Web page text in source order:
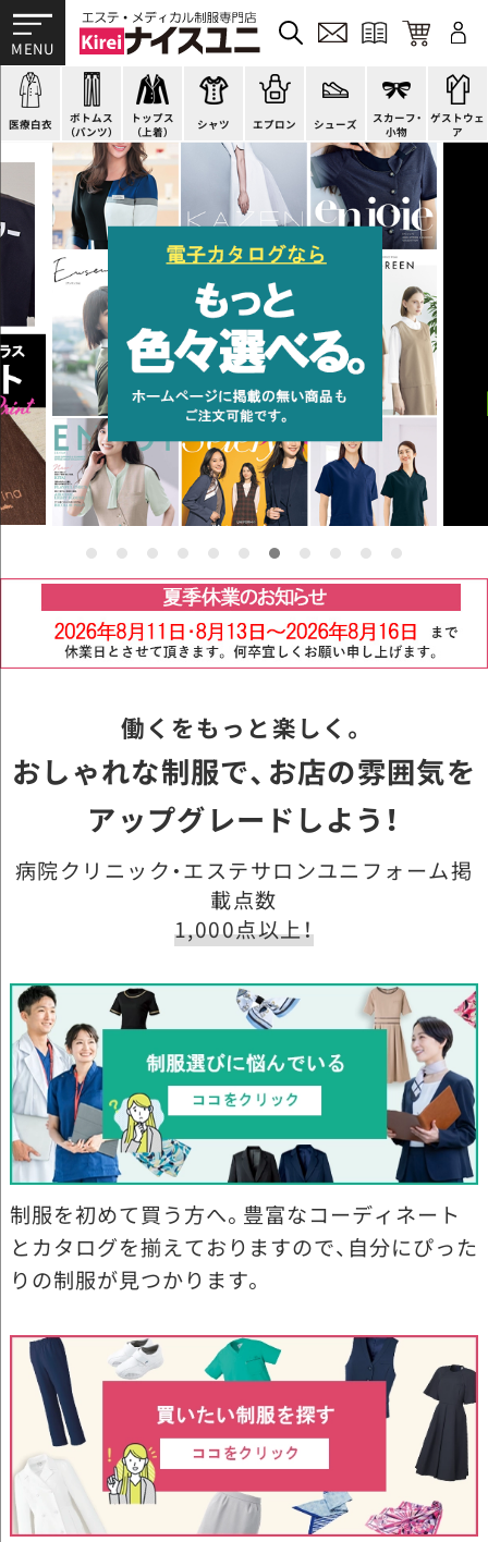
医療白衣
ドクターコート
ドクタージャケット
医療用ジャケット
ケーシージャケット
ボトムス
（パンツ）
パンツ
スクラブパンツ
スカート
キュロット
トップス
（上着）
オーバーブラウス
ベスト
アウター
アンダーウェア
シャツ
カットソー
ブラウス
ポロシャツ
Tシャツ
エプロン
H型エプロン
腰下エプロン
ラップエプロン
エプロンドレス
シューズ
スニーカー
サンダル
ナースシューズ
パンプス
スカーフ・
小物
すべて
スカーフ・リボン
バッグ
ゲストウェ
ア
ゲストウェア
施術衣
マタニティユニフォーム
衛生アイテム
働くをもっと楽しく。
おしゃれな制服で、お店の雰囲気を
アップグレードしよう！
病院クリニック・エステサロンユニフォーム掲
載点数
1,000点以上！
制服を初めて買う方へ。豊富なコーディネート
とカタログを揃えておりますので、自分にぴった
りの制服が見つかります。